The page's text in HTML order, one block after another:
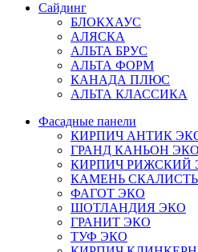
Сайдинг
БЛОКХАУС
АЛЯСКА
АЛЬТА БРУС
АЛЬТА ФОРМ
КАНАДА ПЛЮС
АЛЬТА КЛАССИКА
Фасадные панели
КИРПИЧ АНТИК
ГРАНД КАНЬОН ЭКО
КИРПИЧ РИЖСКИЙ
КАМЕНЬ
ФАГОТ ЭКО
ШОТЛАНДИЯ ЭКО
ГРАНИТ ЭКО
ТУФ ЭКО